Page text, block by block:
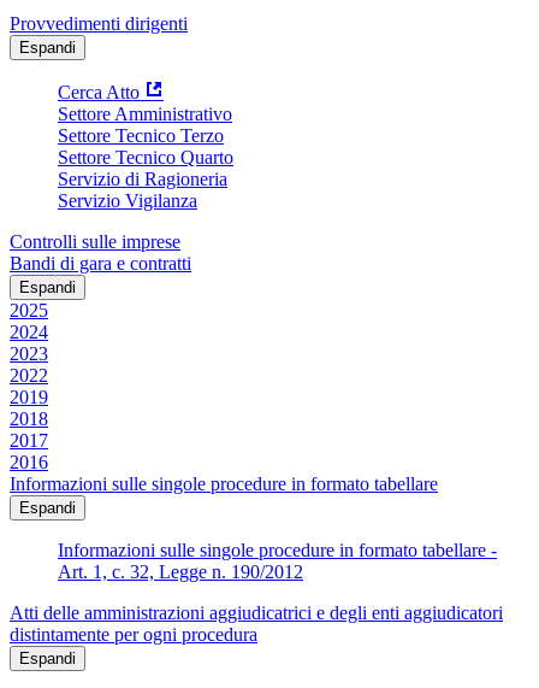
Provvedimenti dirigenti
Espandi
Cerca Atto
Settore Amministrativo
Settore Tecnico Terzo
Settore Tecnico Quarto
Servizio di Ragioneria
Servizio Vigilanza
Controlli sulle imprese
Bandi di gara e contratti
Espandi
2025
2024
2023
2022
2019
2018
2017
2016
Informazioni sulle singole procedure in formato tabellare
Espandi
Informazioni sulle singole procedure in formato tabellare -
Art. 1, c. 32, Legge n. 190/2012
Atti delle amministrazioni aggiudicatrici e degli enti aggiudicatori
distintamente per ogni procedura
Espandi